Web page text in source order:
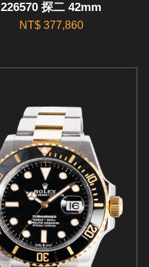
226570 探二 42mm
NT$ 377,860